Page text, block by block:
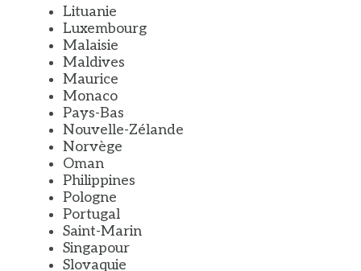
Lituanie
Luxembourg
Malaisie
Maldives
Maurice
Monaco
Pays-Bas
Nouvelle-Zélande
Norvège
Oman
Philippines
Pologne
Portugal
Saint-Marin
Singapour
Slovaquie